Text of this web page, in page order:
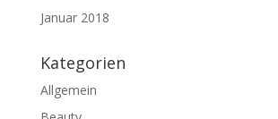
Januar 2018
Kategorien
Allgemein